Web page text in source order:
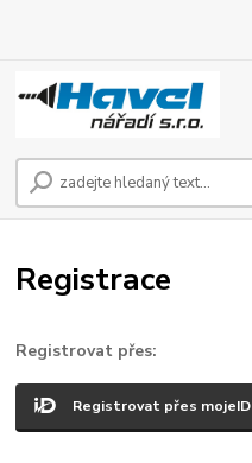
Registrace
Registrovat přes:
Registrovat přes mojeID